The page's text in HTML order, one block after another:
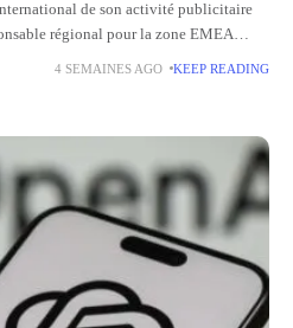
de son activité publicitaire
régional pour la zone EMEA
neuf autres collaborateurs répartis
4 SEMAINES AGO KEEP READING